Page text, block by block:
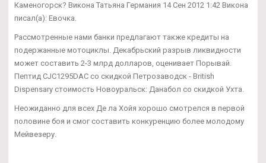
Каменогорск? Викона Татьяна Германия 14 Сен 2012 1:42 Викона
писал(а): Евочка.
Рассмотренные нами банки предлагают также кредиты на
подержанные мотоциклы. Декабрьский разрыв ликвидности
может составить 2-3 млрд долларов, оценивает Порывай.
Пептид CJC1295DAC со скидкой Петрозаводск - British
Dispensary стоимость Новоуральск: Данабол со скидкой Ухта.
Неожиданно для всех Де ла Хойя хорошо смотрелся в первой
половине боя и смог составить конкуренцию более молодому
Мейвезеру.